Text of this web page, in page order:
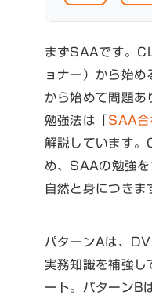
まずSAAです。
ョナー）から始
から始めて問題
勉強法は「 SAA合
解説しています。
め、SAAの勉強
自然と身につきま
パターンAは、
実務知識を補強
ート。パターンB